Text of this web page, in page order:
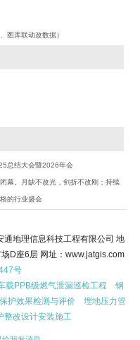
图库联动改数据）
总结大会暨2026年会
幕。月缺不改光，剑折不改刚；持续
的行业盛会
地理信息科技工程有限公司 地
D座6层 网址：www.jatgis.com
号
载PPB级燃气泄漏巡检工程
钢
护效果检测与评价
埋地压力管
整改设计安装施工